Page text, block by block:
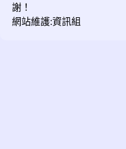
謝！
網站維護:資訊組